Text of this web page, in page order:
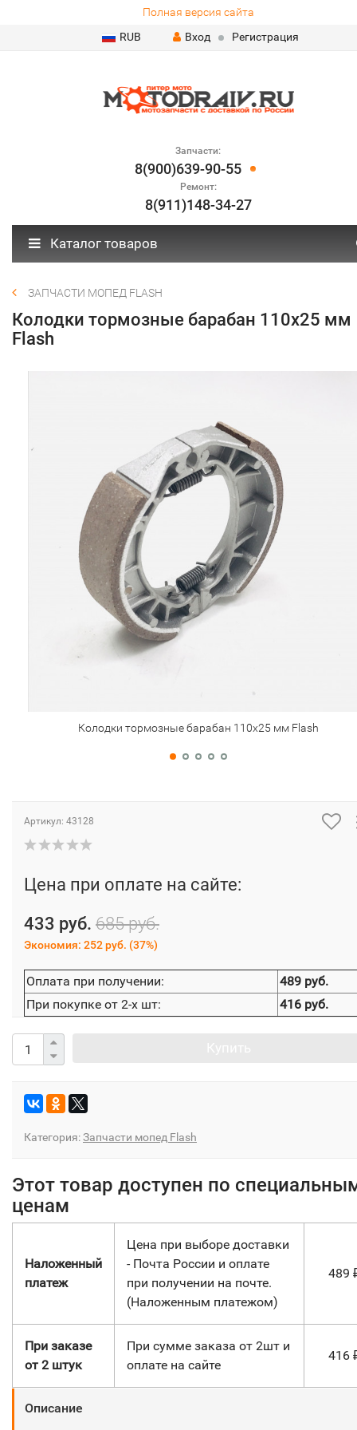
Полная версия сайта
RUB
Вход Регистрация
Запчасти:
8(900)639-90-55
Ремонт:
8(911)148-34-27
Каталог товаров
ЗАПЧАСТИ МОПЕД FLASH
Колодки тормозные барабан 110х25 мм
Flash
Колодки тормозные барабан 110х25 мм Flash
Артикул: 43128
Цена при оплате на сайте:
433 руб. 685 руб.
Экономия: 252 руб. (37%)
Оплата при получении:
489 руб.
При покупке от 2-х шт:
416 руб.
Категория:Запчасти мопед Flash
Этот товар доступен по
ценам
Наложенный
платеж
Цена при выборе доставки
- Почта России и оплате
при получении на почте.
(Наложенным платежом)
489
При заказе
от 2 штук
При сумме заказа от 2шт и
оплате на сайте
416
Описание